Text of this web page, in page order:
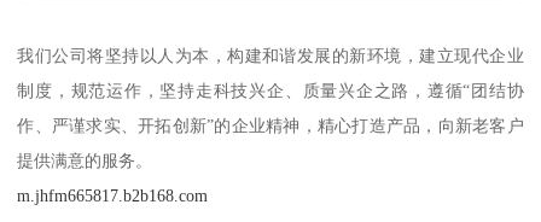
我们公司将坚持以人为本，构建和谐发展的新环境，建立现代企业
制度，规范运作，坚持走科技兴企、质量兴企之路，遵循“团结协
作、严谨求实、开拓创新”的企业精神，精心打造产品，向新老客户
提供满意的服务。
m.jhfm665817.b2b168.com